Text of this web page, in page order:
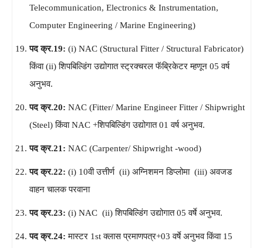
Telecommunication, Electronics & Instrumentation,
Computer Engineering / Marine Engineering)
पद क्र.19: (i) NAC (Structural Fitter / Structural Fabricator)
किंवा (ii) शिपबिल्डिंग उद्योगात स्ट्रक्चरल फॅब्रिकेटर म्हणून 05 वर्ष
अनुभव.
पद क्र.20: NAC (Fitter/ Marine Engineer Fitter / Shipwright
(Steel) किंवा NAC +शिपबिल्डिंग उद्योगात 01 वर्ष अनुभव.
पद क्र.21: NAC (Carpenter/ Shipwright -wood)
पद क्र.22: (i) 10वी उत्तीर्ण (ii) अग्निशमन डिप्लोमा (iii) अवजड
वाहन चालक परवाना
पद क्र.23: (i) NAC (ii) शिपबिल्डिंग उद्योगात 05 वर्षे अनुभव.
पद क्र.24:मास्टर 1st क्लास प्रमाणपत्र+03 वर्षे अनुभव किंवा 15